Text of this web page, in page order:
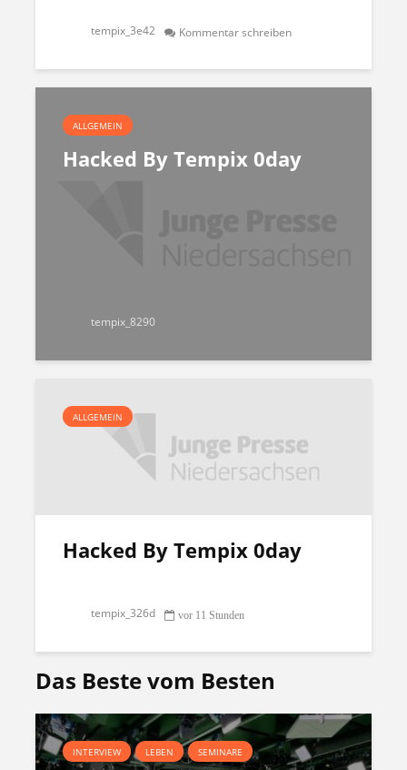
tempix_3e42 Kommentar schreiben
ALLGEMEIN
Hacked By Tempix 0day
tempix_8290
ALLGEMEIN
Hacked By Tempix 0day
tempix_326d vor 11 Stunden
Das Beste vom Besten
INTERVIEW LEBEN SEMINARE